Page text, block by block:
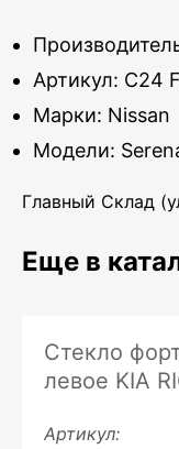
Артикул: C24
Марки: Nissan
Модели:
Главный Склад
Еще в
Стекло
левое KIA
Артикул: